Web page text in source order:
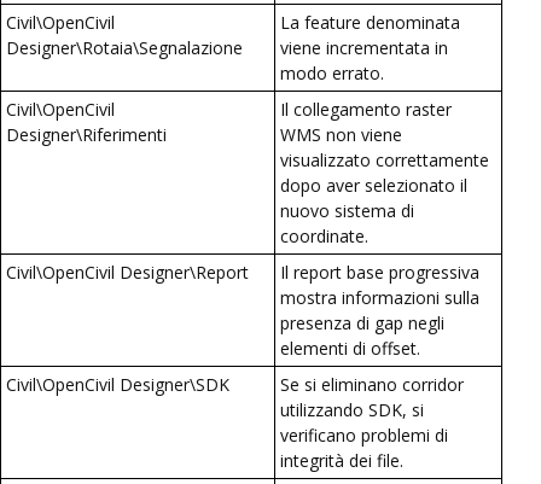
Civil\OpenCivil
Designer\Rotaia\Segnalazione
La feature denominata
viene incrementata in
modo errato.
Civil\OpenCivil
Designer\Riferimenti
Il collegamento raster
WMS non viene
visualizzato correttamente
dopo aver selezionato il
nuovo sistema di
coordinate.
Civil\OpenCivil Designer\Report
Il report base progressiva
mostra informazioni sulla
presenza di gap negli
elementi di offset.
Civil\OpenCivil Designer\SDK
Se si eliminano corridor
utilizzando SDK, si
verificano problemi di
integrità dei file.